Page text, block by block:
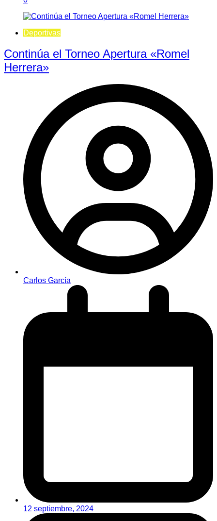
Deportivas
Continúa el Torneo Apertura «Romel
Herrera»
Carlos García
12 septiembre, 2024